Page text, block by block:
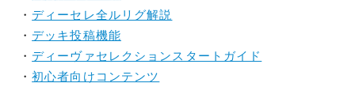
・ ディーセレ全ルリグ解説
・ デッキ投稿機能
・ ディーヴァセレクションスタートガイド
・初心者向けコンテンツ